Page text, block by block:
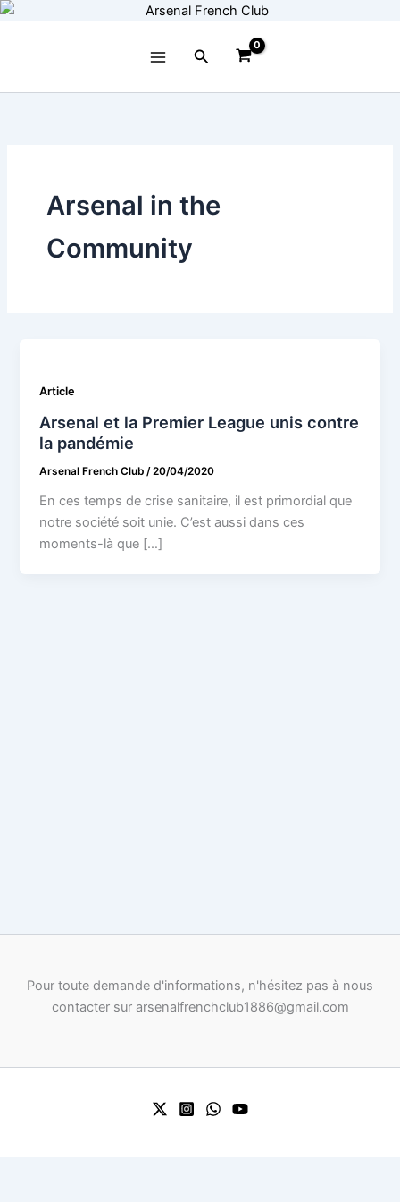
Aller
Rechercher
Arsenal in the
Community
Article
Arsenal et la Premier League unis contre
la pandémie
Arsenal French Club/20/04/2020
En ces temps de crise sanitaire, il est primordial que
notre société soit unie. C’est aussi dans ces
moments-là que […]
Pour toute demande d'informations, n'hésitez pas à nous
contacter sur arsenalfrenchclub1886@gmail.com